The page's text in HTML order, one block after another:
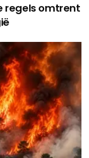
regels omtrent